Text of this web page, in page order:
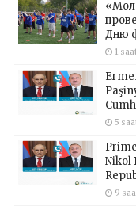
Дню
1
5
Nikol
9